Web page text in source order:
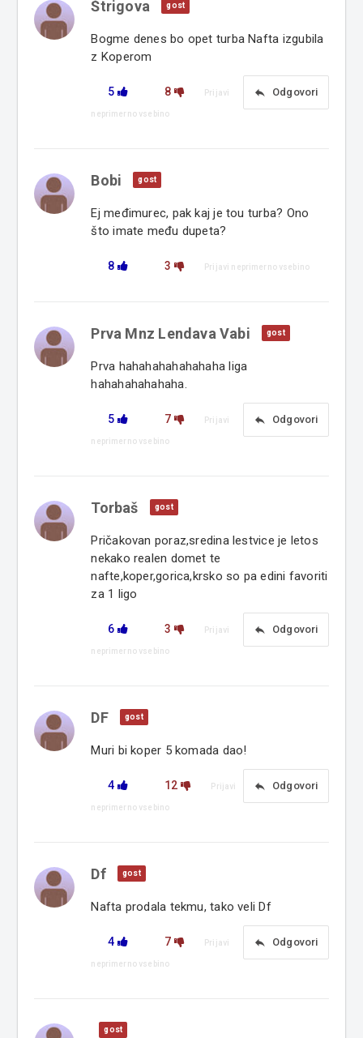
Štrigova gost
Bogme denes bo opet turba Nafta izgubila
z Koperom
5 8 reply Odgovori
Prijavi
neprimerno vsebino
Bobi gost
Ej međimurec, pak kaj je tou turba? Ono
što imate među dupeta?
8 3 Prijavi neprimerno vsebino
Prva Mnz Lendava Vabi gost
Prva hahahahahahahaha liga
hahahahahahaha.
5 7 reply Odgovori
Prijavi
neprimerno vsebino
Torbaš gost
Pričakovan poraz,sredina lestvice je letos
nekako realen domet te
nafte,koper,gorica,krsko so pa edini favoriti
za 1 ligo
6 3 reply Odgovori
Prijavi
neprimerno vsebino
DF gost
Muri bi koper 5 komada dao!
4 12 reply Odgovori
Prijavi
neprimerno vsebino
Df gost
Nafta prodala tekmu, tako veli Df
4 7 reply Odgovori
Prijavi
neprimerno vsebino
gost